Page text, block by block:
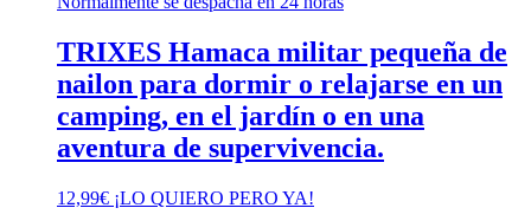
TRIXES Hamaca militar pequeña de
nailon para dormir o relajarse en un
camping, en el jardín o en una
aventura de supervivencia.
12,99€ ¡LO QUIERO PERO YA!